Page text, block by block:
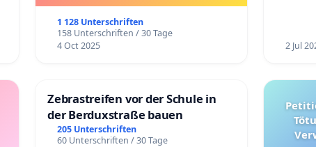
1 128 Unterschriften
158 Unterschriften / 30 Tage
4 Oct 2025
2 Jul
Zebrastreifen vor der Schule in
der Berduxstraße bauen
205 Unterschriften
60 Unterschriften / 30 Tage
Petition für die